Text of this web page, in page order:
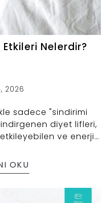
Nelerdir?
2026
sadece "sindirimi
diyet lifleri,
ve enerji
liflerin ve özellikle
biri olan yeşil
şekeri, sindirim hızını
OKU